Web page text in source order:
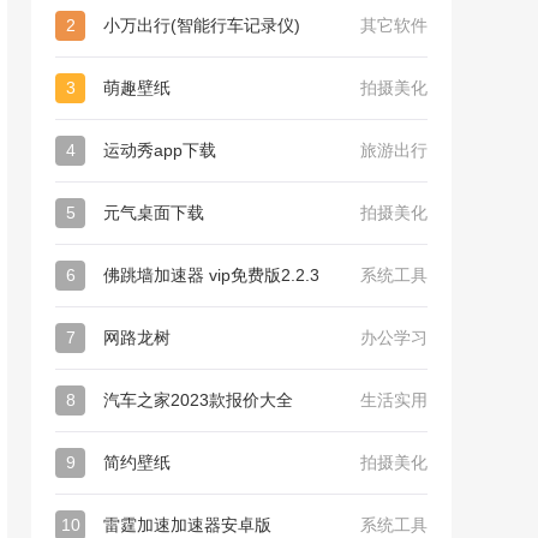
2 小万出行(智能行车记录仪) 其它软件
3 萌趣壁纸 拍摄美化
4 运动秀app下载 旅游出行
5 元气桌面下载 拍摄美化
6 佛跳墙加速器 vip免费版2.2.3 系统工具
7 网路龙树 办公学习
8 汽车之家2023款报价大全 生活实用
9 简约壁纸 拍摄美化
10 雷霆加速加速器安卓版 系统工具